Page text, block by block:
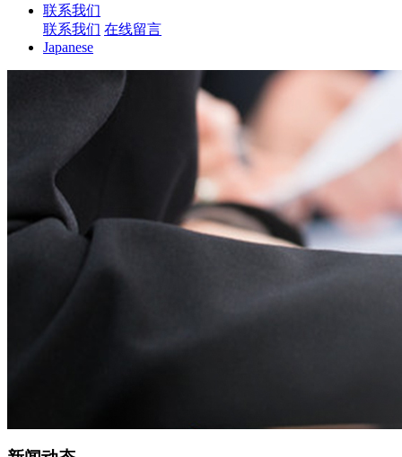
联系我们
联系我们 在线留言
Japanese